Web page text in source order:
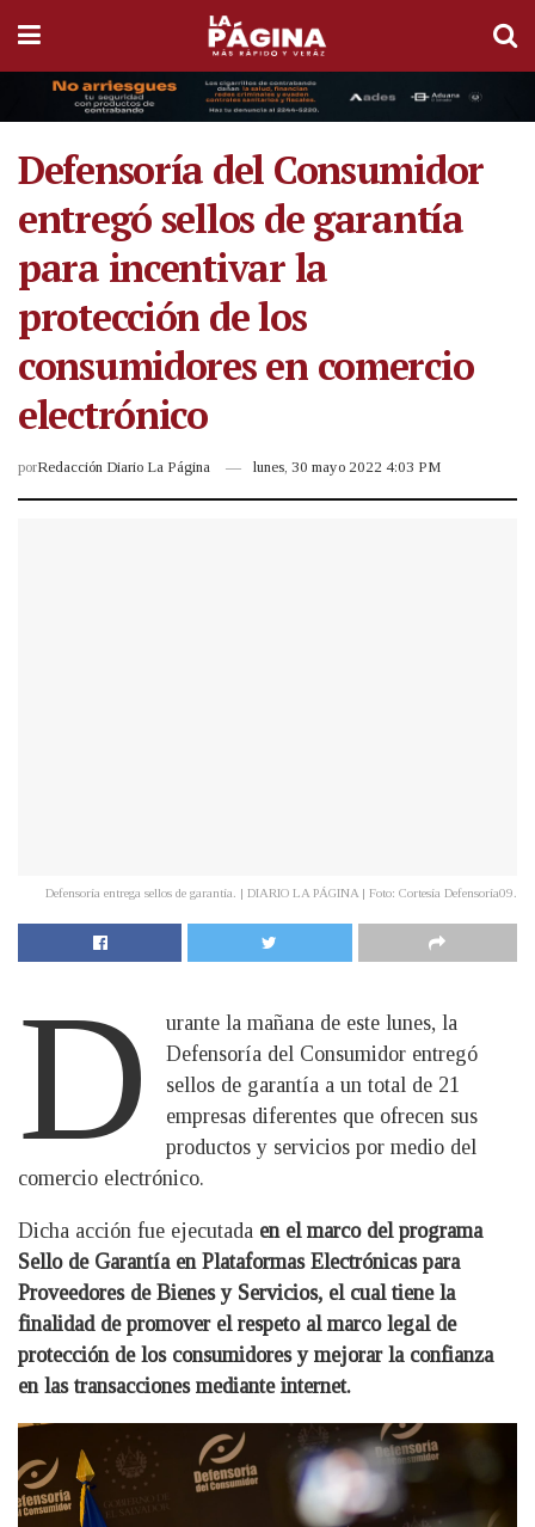
Defensoría del Consumidor
entregó sellos de garantía
para incentivar la
protección de los
consumidores en comercio
electrónico
porRedacción Diario La Página lunes, 30 mayo 2022 4:03 PM
Defensoría entrega sellos de garantía. | DIARIO LA PÁGINA | Foto: Cortesía Defensoría09.
D
urante la mañana de este lunes, la
Defensoría del Consumidor entregó
sellos de garantía a un total de 21
empresas diferentes que ofrecen sus
productos y servicios por medio del
comercio electrónico.
Dicha acción fue ejecutada en el marco del programa
Sello de Garantía en Plataformas Electrónicas para
Proveedores de Bienes y Servicios, el cual tiene la
finalidad de promover el respeto al marco legal de
protección de los consumidores y mejorar la confianza
en las transacciones mediante internet.